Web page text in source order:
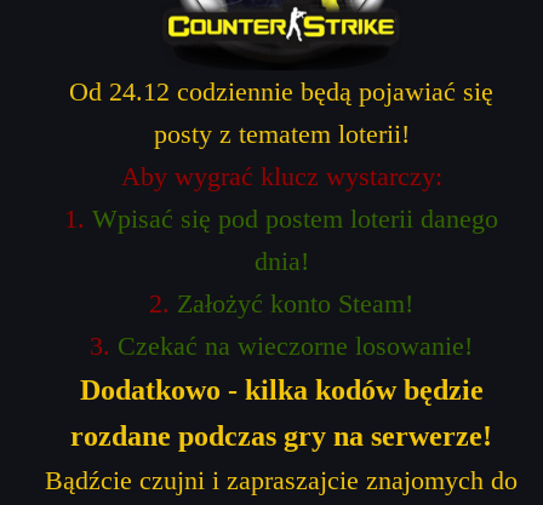
Od 24.12 codziennie będą pojawiać się
posty z tematem loterii!
Aby wygrać klucz wystarczy:
1. Wpisać się pod postem loterii danego
dnia!
2. Założyć konto Steam!
3. Czekać na wieczorne losowanie!
Dodatkowo - kilka kodów będzie
rozdane podczas gry na serwerze!
Bądźcie czujni i zapraszajcie znajomych do